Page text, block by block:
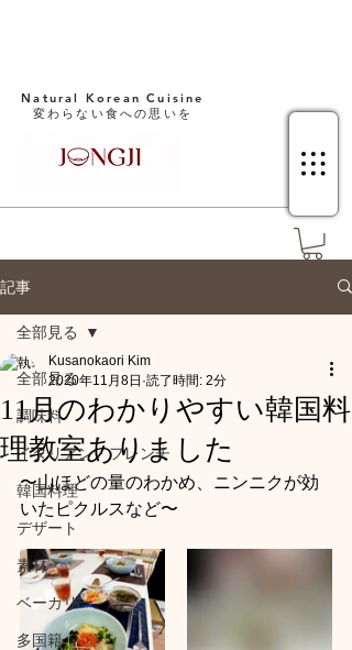
Natural Korean Cuisine​
変わらない食への思いを
記事
全部見る
調味料
イタリアン・フレンチ
韓国料理
デザート
素材
ベーカリー
多国籍
全部見る
11月のわかりやすい韓国料
理教室ありました
Kusanokaori Kim
2020年11月8日 読了時間: 2分
〜山ほどの量のわかめ、ニンニクが効
いたピクルスなど〜